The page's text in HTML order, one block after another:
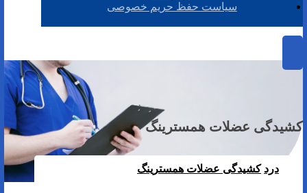
سیاست حفظ حریم خصوصی
کشیدگی عضلات همسترینگ
درد کشیدگی عضلات همسترینگ